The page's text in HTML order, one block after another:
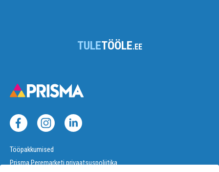
Tööpakkumised
Prisma Peremarketi privaatsuspoliitika
TULETÖÖLE.EE